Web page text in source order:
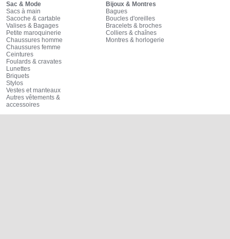
Sac & Mode
Sacs à main
Sacoche & cartable
Valises & Bagages
Petite maroquinerie
Chaussures homme
Chaussures femme
Ceintures
Foulards & cravates
Lunettes
Briquets
Stylos
Vestes et manteaux
Autres vêtements &
accessoires
Bijoux & Montres
Bagues
Boucles d'oreilles
Bracelets & broches
Colliers & chaînes
Montres & horlogerie